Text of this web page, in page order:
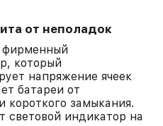
от неполадок
фирменный
который
напряжение ячеек
батареи от
короткого замыкания.
световой индикатор на